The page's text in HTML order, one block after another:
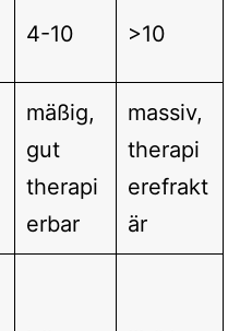
4-10 >10
mäßig,
gut
therapi
erbar
massiv,
therapi
erefrakt
är